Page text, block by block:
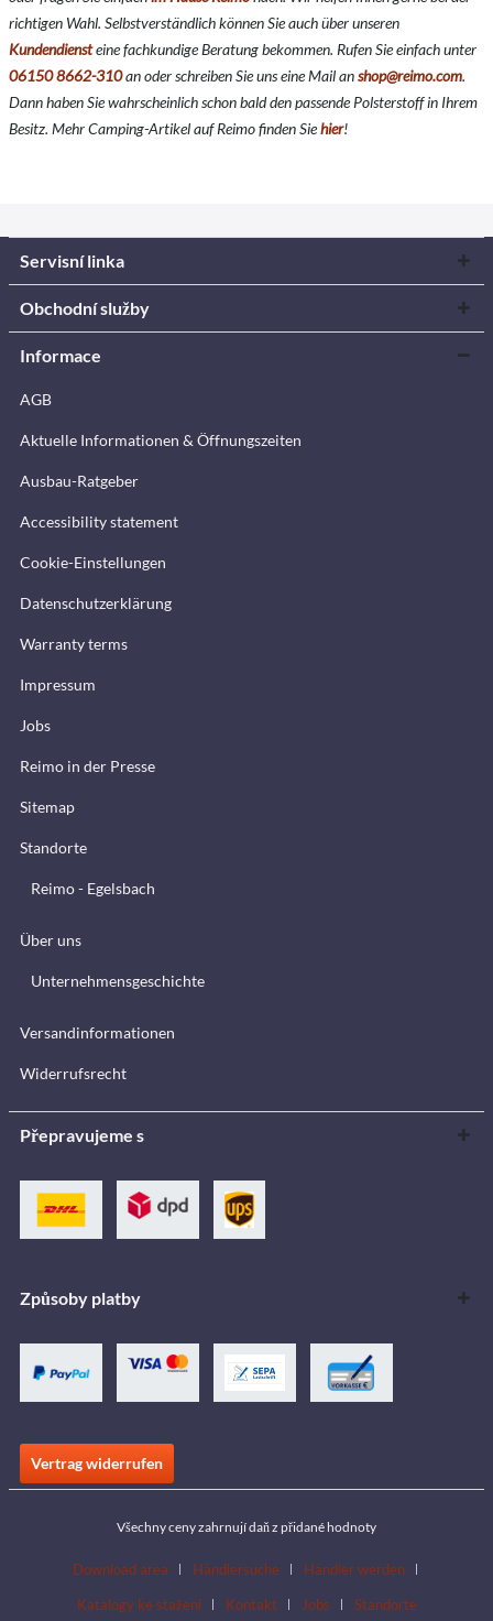
richtigen Wahl. Selbstverständlich können Sie auch über unseren
Kundendiensteine fachkundige Beratung bekommen. Rufen Sie einfach unter
06150 8662-310an oder schreiben Sie uns eine Mail anshop@reimo.com.
Dann haben Sie wahrscheinlich schon bald den passende Polsterstoff in Ihrem
Besitz. Mehr Camping-Artikel auf Reimo finden Siehier!
Servisní linka
Obchodní služby
Informace
AGB
Aktuelle Informationen & Öffnungszeiten
Ausbau-Ratgeber
Accessibility statement
Cookie-Einstellungen
Datenschutzerklärung
Warranty terms
Impressum
Jobs
Reimo in der Presse
Sitemap
Standorte
Reimo - Egelsbach
Über uns
Unternehmensgeschichte
Versandinformationen
Widerrufsrecht
Přepravujeme s
Způsoby platby
Vertrag widerrufen
Všechny ceny zahrnují daň z přidané hodnoty
Download area Händlersuche
Händler werden
Katalogy ke stažení
Kontakt Jobs Standorte